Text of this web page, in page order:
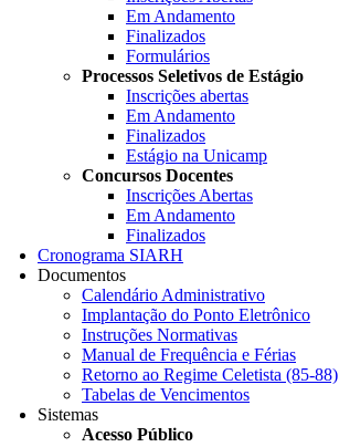
Em Andamento
Finalizados
Formulários
Processos Seletivos de Estágio
Inscrições abertas
Em Andamento
Finalizados
Estágio na Unicamp
Concursos Docentes
Inscrições Abertas
Em Andamento
Finalizados
Cronograma SIARH
Documentos
Calendário Administrativo
Implantação do Ponto Eletrônico
Instruções Normativas
Manual de Frequência e Férias
Retorno ao Regime Celetista (85-88)
Tabelas de Vencimentos
Sistemas
Acesso Público